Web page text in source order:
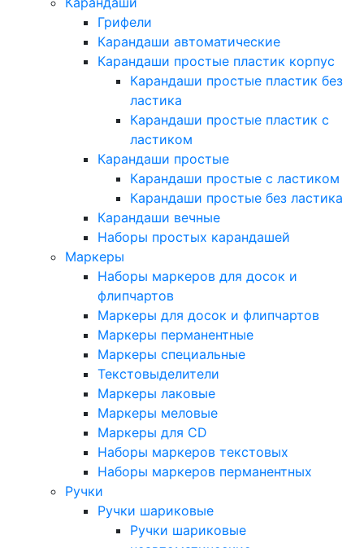
Грифели
Карандаши автоматические
Карандаши простые пластик корпус
Карандаши простые пластик без
ластика
Карандаши простые пластик с
ластиком
Карандаши простые
Карандаши простые с ластиком
Карандаши простые без ластика
Карандаши вечные
Наборы простых карандашей
Маркеры
Наборы маркеров для досок и
флипчартов
Маркеры для досок и флипчартов
Маркеры перманентные
Маркеры специальные
Текстовыделители
Маркеры лаковые
Маркеры меловые
Маркеры для CD
Наборы маркеров текстовых
Наборы маркеров перманентных
Ручки
Ручки шариковые
Ручки шариковые